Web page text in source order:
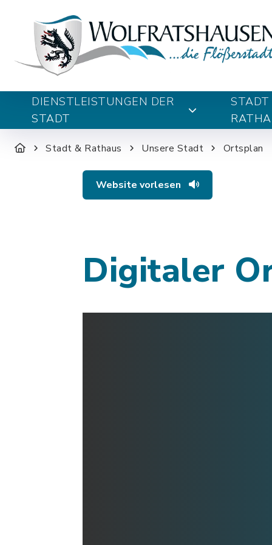
DIENSTLEISTUNGEN DER
STADT
STADT
Stadt & Rathaus Unsere Stadt Ortsplan
Website vorlesen
Digitaler